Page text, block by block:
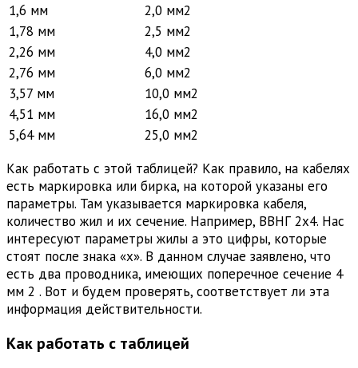
1,6 мм
2,0 мм2
1,78 мм
2,5 мм2
2,26 мм
4,0 мм2
2,76 мм
6,0 мм2
3,57 мм
10,0 мм2
4,51 мм
16,0 мм2
5,64 мм
25,0 мм2
Как работать с этой таблицей? Как правило, на кабелях
есть маркировка или бирка, на которой указаны его
параметры. Там указывается маркировка кабеля,
количество жил и их сечение. Например, ВВНГ 2х4. Нас
интересуют параметры жилы а это цифры, которые
стоят после знака «х». В данном случае заявлено, что
есть два проводника, имеющих поперечное сечение 4
мм 2 . Вот и будем проверять, соответствует ли эта
информация действительности.
Как работать с таблицей